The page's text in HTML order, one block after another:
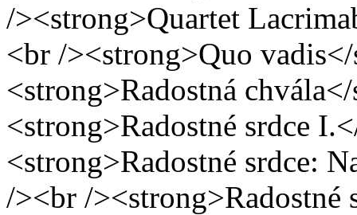
/><strong>Quartet
<br /><strong>Quo
<strong>Radostná
<strong>Radostné srdce
<strong>Radostné srdce:
/><br /><strong>Radostné